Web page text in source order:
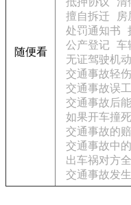
随便看
擅自拆迁
房
处罚通知书
公产登记
车
无证驾驶机
交通事故轻
交通事故误
交通事故后
如果开车撞
交通事故的
交通事故中
出车祸对方
交通事故发